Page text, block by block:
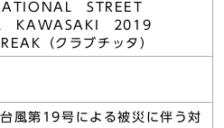
STREET
KAWASAKI 2019
（クラブチッタ）
風第19号による被災に伴う対